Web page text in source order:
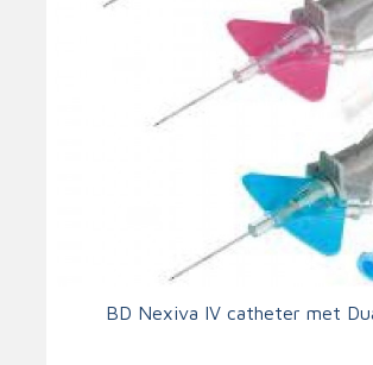
BD Nexiva IV catheter met